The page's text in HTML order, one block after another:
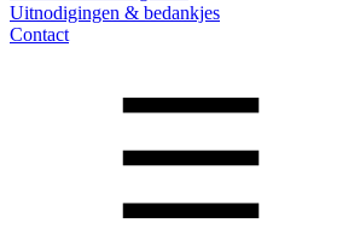
Uitnodigingen & bedankjes
Contact